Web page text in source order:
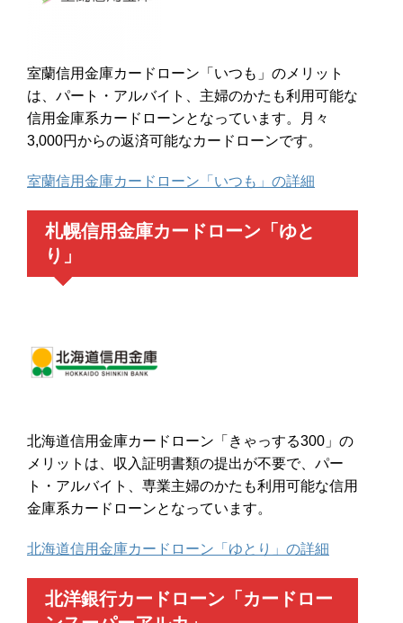
室蘭信用金庫カードローン「いつも」のメリット
は、パート・アルバイト、主婦のかたも利用可能な
信用金庫系カードローンとなっています。月々
3,000円からの返済可能なカードローンです。
室蘭信用金庫カードローン「いつも」の詳細
札幌信用金庫カードローン「ゆと
り」
北海道信用金庫カードローン「きゃっする300」の
メリットは、収入証明書類の提出が不要で、パー
ト・アルバイト、専業主婦のかたも利用可能な信用
金庫系カードローンとなっています。
北海道信用金庫カードローン「ゆとり」の詳細
北洋銀行カードローン「カードロー